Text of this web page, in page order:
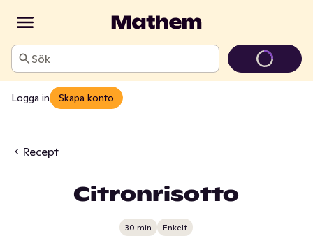
Sök
Logga in Skapa konto
Recept
Citronrisotto
30 min Enkelt